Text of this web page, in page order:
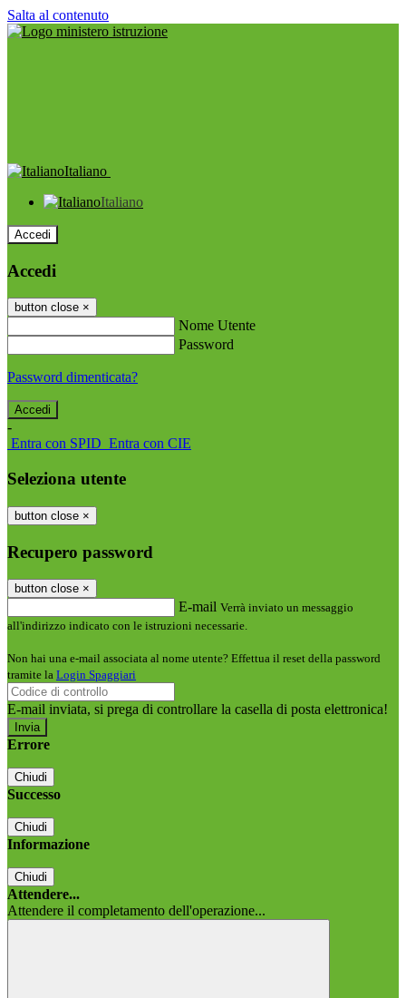
Salta al contenuto
Italiano
Italiano
Accedi
Accedi
button close ×
Nome Utente
Password
Password dimenticata?
-
Entra con SPID Entra con CIE
Seleziona utente
button close ×
Recupero password
button close ×
E-mail Verrà inviato un messaggio
all'indirizzo indicato con le istruzioni necessarie.
Non hai una e-mail associata al nome utente? Effettua il reset della password
tramite la Login Spaggiari
E-mail inviata, si prega di controllare la casella di posta elettronica!
Errore
Chiudi
Successo
Chiudi
Informazione
Chiudi
Attendere...
Attendere il completamento dell'operazione...